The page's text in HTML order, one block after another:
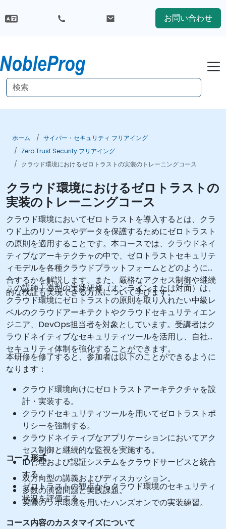
お問い合わせ
ホーム
サイバー・セキュリティ フリアイング
Zero Trust Security フリアイング
クラウド環境におけるゼロトラストの実装のトレーニングコース
クラウド環境におけるゼロトラストの
実装のトレーニングコース
クラウド環境においてゼロトラストを導入するとは、クラ
ウド上のリソースやデータを保護するためにゼロトラスト
の原則を適用することです。本コースでは、クラウドネイ
ティブなアーキテクチャの中で、ゼロトラストセキュリテ
ィモデルを各種クラウドプラットフォームとどのように統
合するかを解説します。また、厳格なアクセス制御や継続
的な検証も実現できる方法について学びます。
この講師主導型の実践研修（オンラインまたは対面）は、
クラウド環境にゼロトラストの原則を取り入れたい中級レ
ベルのクラウドアーキテクトやクラウドセキュリティエン
ジニア、DevOps担当者を対象としています。受講者はク
ラウドネイティブなセキュリティツールを活用し、自社の
セキュリティ体制を強化することができます。
本研修を修了すると、参加者は以下のことができるように
なります：
クラウド環境向けにゼロトラストアーキテクチャを設
計・実装する。
クラウドセキュリティツールを用いてゼロトラストポ
リシーを強制する。
クラウドネイティブなアプリケーションにおいてアク
セス制御と継続的な監視を実施する。
ID管理および認証システムをクラウドサービスと統合
する。
ゼロトラストの観点からクラウド環境のセキュリティ
状況を評価する。
コース形式
双方向型の講義およびディスカッション。
多数の演習問題と実践課題。
実際のラボ環境を用いたハンズオンでの実装練習。
コース内容のカスタマイズについて